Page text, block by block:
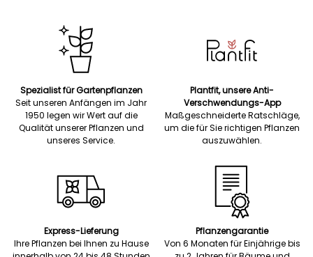
Spezialist für Gartenpflanzen
Seit unseren Anfängen im Jahr
1950 legen wir Wert auf die
Qualität unserer Pflanzen und
unseres Service.
Plantfit, unsere Anti-
Verschwendungs-App
Maßgeschneiderte Ratschläge,
um die für Sie richtigen Pflanzen
auszuwählen.
Express-Lieferung
Ihre Pflanzen bei Ihnen zu Hause
Pflanzengarantie
Von 6 Monaten für Einjährige bis